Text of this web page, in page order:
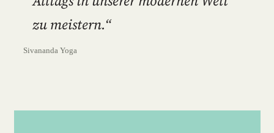
zu meistern.“
Sivananda Yoga